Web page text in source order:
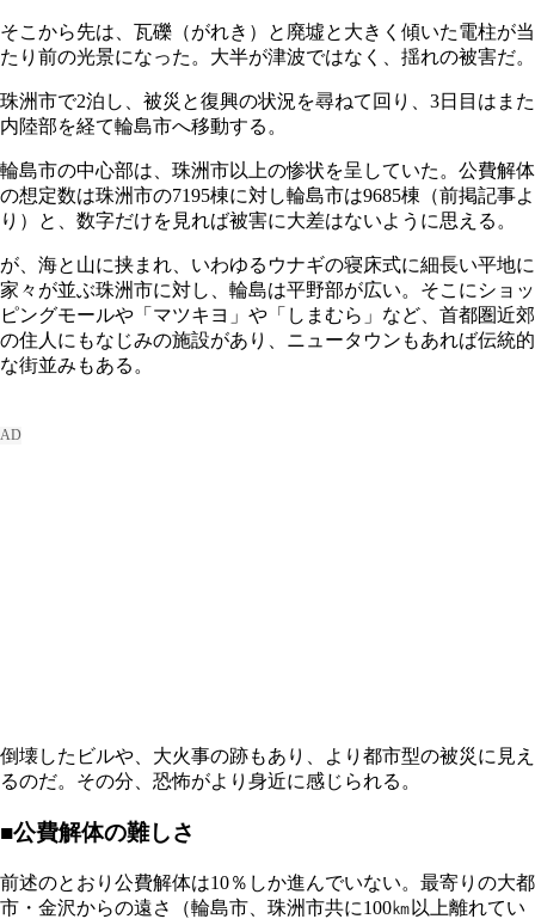
そこから先は、瓦礫（がれき）と廃墟と大きく傾いた電柱が当
たり前の光景になった。大半が津波ではなく、揺れの被害だ。
珠洲市で2泊し、被災と復興の状況を尋ねて回り、3日目はまた
内陸部を経て輪島市へ移動する。
輪島市の中心部は、珠洲市以上の惨状を呈していた。公費解体
の想定数は珠洲市の7195棟に対し輪島市は9685棟（前掲記事よ
り）と、数字だけを見れば被害に大差はないように思える。
が、海と山に挟まれ、いわゆるウナギの寝床式に細長い平地に
家々が並ぶ珠洲市に対し、輪島は平野部が広い。そこにショッ
ピングモールや「マツキヨ」や「しまむら」など、首都圏近郊
の住人にもなじみの施設があり、ニュータウンもあれば伝統的
な街並みもある。
倒壊したビルや、大火事の跡もあり、より都市型の被災に見え
るのだ。その分、恐怖がより身近に感じられる。
■公費解体の難しさ
前述のとおり公費解体は10％しか進んでいない。最寄りの大都
市・金沢からの遠さ（輪島市、珠洲市共に100㎞以上離れてい